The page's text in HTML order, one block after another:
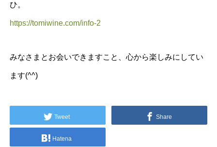
ひ。
https://tomiwine.com/info-2
みなさまとお会いできますこと、心から楽しみにしてい
ます(^^)
Tweet Share
Hatena